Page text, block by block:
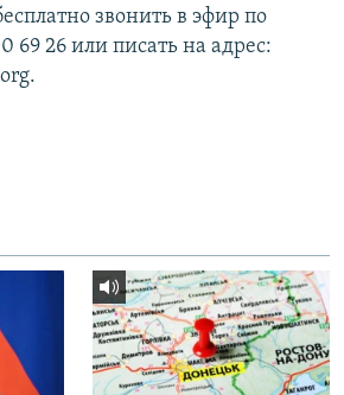
звонить в эфир по
69 26 или писать на адрес: